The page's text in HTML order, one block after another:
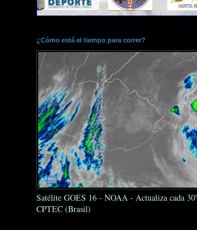
¿Cómo está el tiempo para correr?
Satélite GOES 16 - NOAA - Actualiza cada 30'
CPTEC (Brasil)